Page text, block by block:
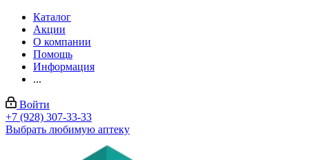
Каталог
Акции
О компании
Помощь
Информация
...
Войти
+7 (928) 307-33-33
Выбрать любимую аптеку